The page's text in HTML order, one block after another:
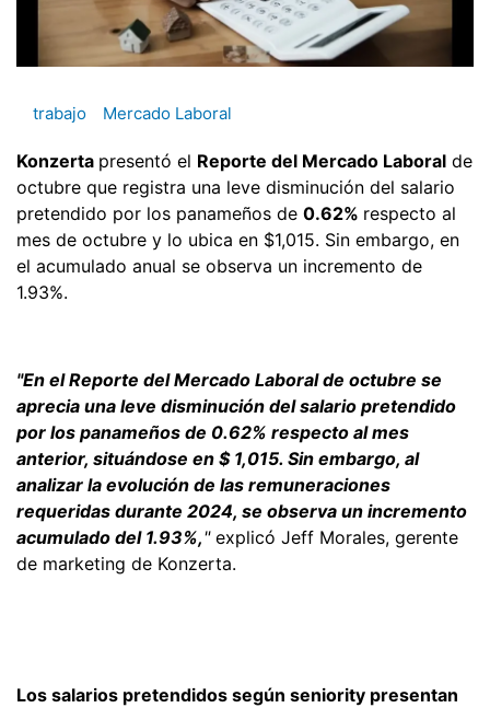
trabajo Mercado Laboral
Konzerta presentó el Reporte del Mercado Laboral de
octubre que registra una leve disminución del salario
pretendido por los panameños de 0.62% respecto al
mes de octubre y lo ubica en $1,015. Sin embargo, en
el acumulado anual se observa un incremento de
1.93%.
"En el Reporte del Mercado Laboral de octubre se
aprecia una leve disminución del salario pretendido
por los panameños de 0.62% respecto al mes
anterior, situándose en $ 1,015. Sin embargo, al
analizar la evolución de las remuneraciones
requeridas durante 2024, se observa un incremento
acumulado del 1.93%," explicó Jeff Morales, gerente
de marketing de Konzerta.
Los salarios pretendidos según seniority presentan